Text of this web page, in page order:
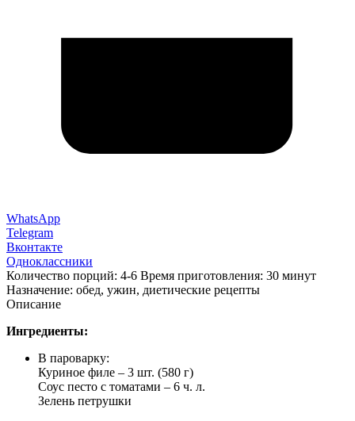
WhatsApp
Telegram
Вконтакте
Одноклассники
Количество порций: 4-6 Время приготовления: 30 минут
Назначение: обед, ужин, диетические рецепты
Описание
Ингредиенты:
В пароварку:
Куриное филе – 3 шт. (580 г)
Соус песто с томатами – 6 ч. л.
Зелень петрушки